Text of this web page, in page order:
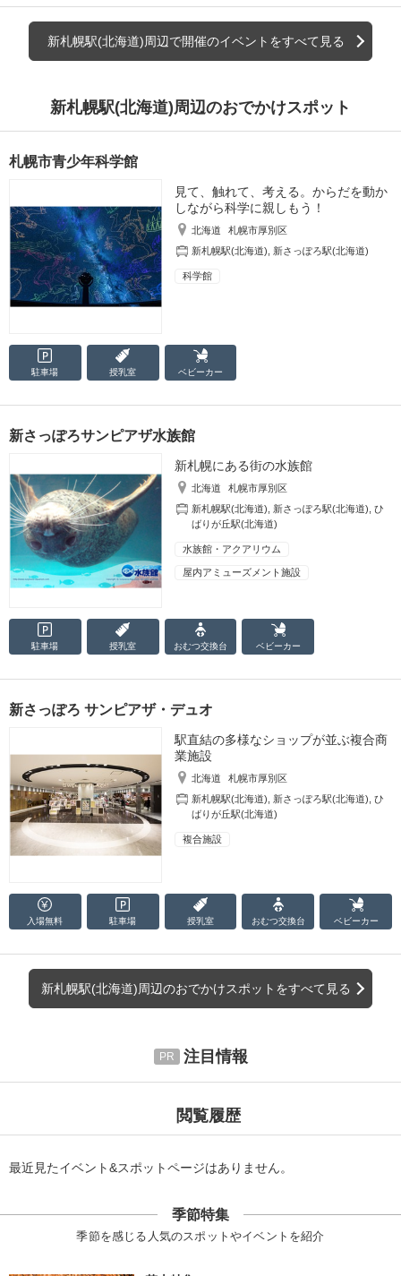
新札幌駅(北海道)周辺で開催のイベントをすべて見る
新札幌駅(北海道)周辺のおでかけスポット
札幌市青少年科学館
見て、触れて、考える。からだを動か
しながら科学に親しもう！
北海道
札幌市厚別区
新札幌駅(北海道)
新さっぽろ駅(北海道)
科学館
駐車場 授乳室 ベビーカー
新さっぽろサンピアザ水族館
新札幌にある街の水族館
北海道
札幌市厚別区
新札幌駅(北海道)
新さっぽろ駅(北海道) ,ひ
ばりが丘駅(北海道)
水族館・アクアリウム
屋内アミューズメント施設
駐車場 授乳室 おむつ交換台 ベビーカー
新さっぽろ サンピアザ・デュオ
駅直結の多様なショップが並ぶ複合商
業施設
北海道
札幌市厚別区
新札幌駅(北海道)
新さっぽろ駅(北海道) ,ひ
ばりが丘駅(北海道)
複合施設
入場無料 駐車場 授乳室 おむつ交換台 ベビーカー
新札幌駅(北海道)周辺のおでかけスポットをすべて見る
注目情報
閲覧履歴
最近見たイベント&スポットページはありません。
季節特集
季節を感じる人気のスポットやイベントを紹介